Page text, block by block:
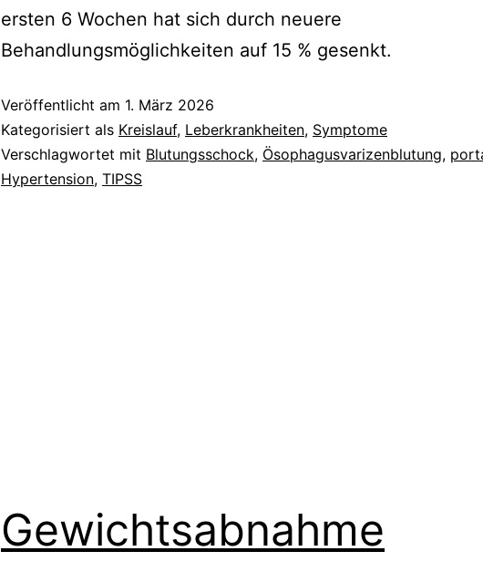
ersten 6 Wochen hat sich durch neuere
Behandlungsmöglichkeiten auf 15 % gesenkt.
Veröffentlicht am 1. März 2026
Kategorisiert als Kreislauf, Leberkrankheiten, Symptome
Verschlagwortet mit Blutungsschock, Ösophagusvarizenblutung,
Hypertension, TIPSS
Gewichtsabnahme